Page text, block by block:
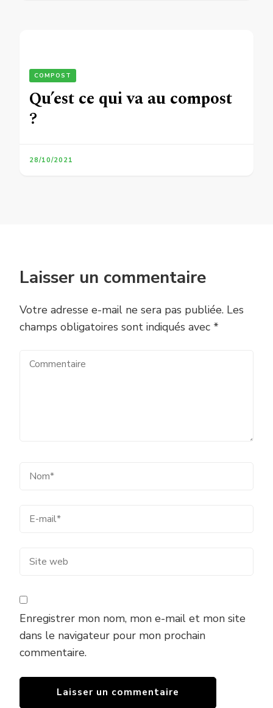
COMPOST
Qu’est ce qui va au compost
?
28/10/2021
Laisser un commentaire
Votre adresse e-mail ne sera pas publiée. Les
champs obligatoires sont indiqués avec *
Enregistrer mon nom, mon e-mail et mon site
dans le navigateur pour mon prochain
commentaire.